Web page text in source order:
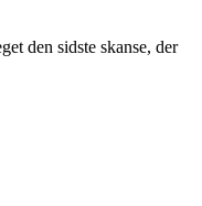
den sidste skanse, der